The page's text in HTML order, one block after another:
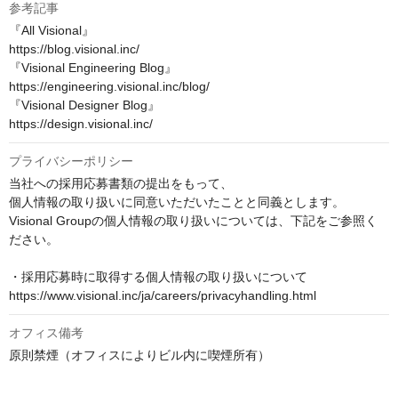
参考記事
『All Visional』
https://blog.visional.inc/
『Visional Engineering Blog』
https://engineering.visional.inc/blog/
『Visional Designer Blog』
https://design.visional.inc/
プライバシーポリシー
当社への採用応募書類の提出をもって、
個人情報の取り扱いに同意いただいたことと同義とします。
Visional Groupの個人情報の取り扱いについては、下記をご参照く
ださい。
・採用応募時に取得する個人情報の取り扱いについて
https://www.visional.inc/ja/careers/privacyhandling.html
オフィス備考
原則禁煙（オフィスによりビル内に喫煙所有）